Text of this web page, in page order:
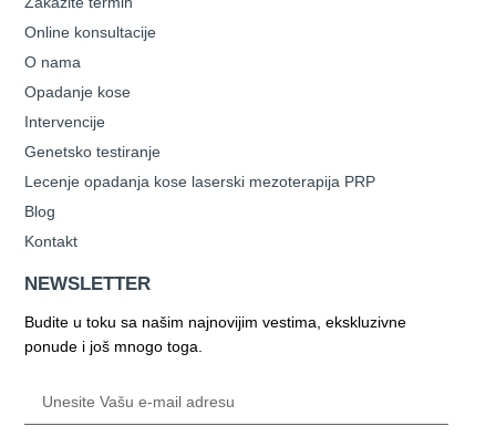
Online konsultacije
O nama
Opadanje kose
Intervencije
Genetsko testiranje
Lecenje opadanja kose laserski mezoterapija PRP
Blog
Kontakt
NEWSLETTER
Budite u toku sa našim najnovijim vestima, ekskluzivne
ponude i još mnogo toga.